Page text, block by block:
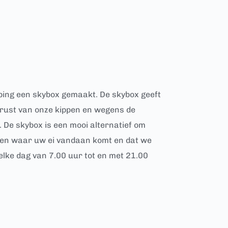
een skybox gemaakt. De skybox geeft
van onze kippen en wegens de
skybox is een mooi alternatief om
waar uw ei vandaan komt en dat we
dag van 7.00 uur tot en met 21.00